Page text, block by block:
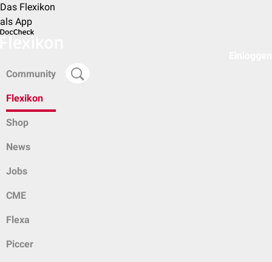
Das Flexikon
als App
Community
Flexikon
Shop
News
Jobs
CME
Flexa
Piccer